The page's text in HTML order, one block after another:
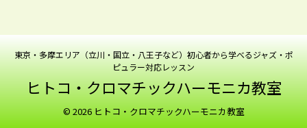
東京・多摩エリア（立川・国立・八王子など）初心者から学べるジャズ・ポ
ピュラー対応レッスン
ヒトコ・クロマチックハーモニカ教室
© 2026 ヒトコ・クロマチックハーモニカ教室